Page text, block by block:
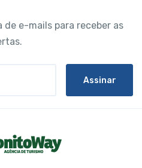
e-mails para receber as
Assinar